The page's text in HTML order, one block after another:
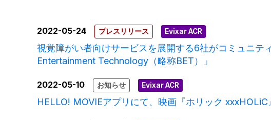
2022-05-24 プレスリリース Evixar ACR
視覚障がい者向けサービスを展開する6社がコミュニ
Entertainment Technology（略称BET）」
2022-05-10 お知らせ Evixar ACR
HELLO! MOVIEアプリにて、映画『ホリック